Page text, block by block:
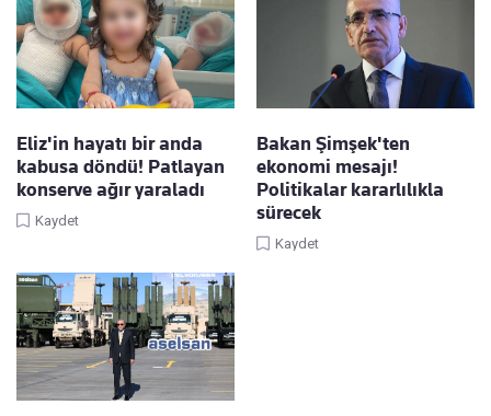
Eliz'in hayatı bir anda
kabusa döndü! Patlayan
konserve ağır yaraladı
Kaydet
Bakan Şimşek'ten
ekonomi mesajı!
Politikalar kararlılıkla
sürecek
Kaydet